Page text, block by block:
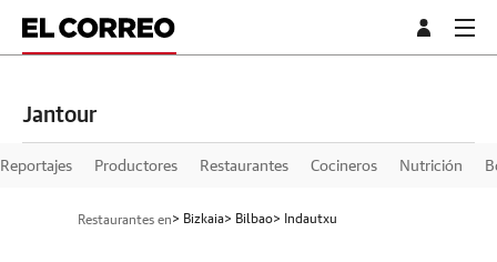
Jantour
Reportajes Productores Restaurantes Cocineros Nutrición
Restaurantes en> Bizkaia> Bilbao> Indautxu